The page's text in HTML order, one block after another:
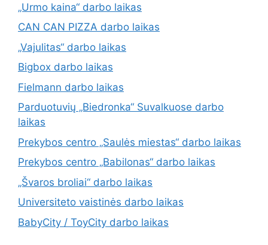
„Urmo kaina“ darbo laikas
CAN CAN PIZZA darbo laikas
„Vajulitas“ darbo laikas
Bigbox darbo laikas
Fielmann darbo laikas
Parduotuvių „Biedronka“ Suvalkuose darbo
laikas
Prekybos centro „Saulės miestas“ darbo laikas
Prekybos centro „Babilonas“ darbo laikas
„Švaros broliai“ darbo laikas
Universiteto vaistinės darbo laikas
BabyCity / ToyCity darbo laikas